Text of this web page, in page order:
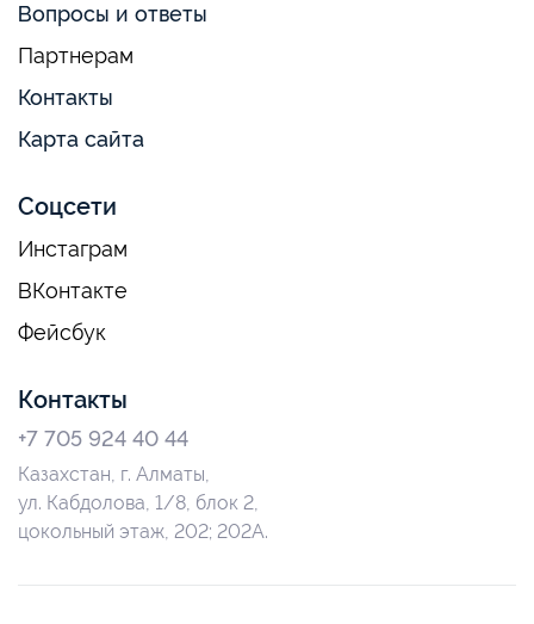
Вопросы и ответы
Партнерам
Контакты
Карта сайта
Соцсети
Инстаграм
ВКонтакте
Фейсбук
Контакты
+7 705 924 40 44
Казахстан, г. Алматы,
ул. Кабдолова, 1/8, блок 2,
цокольный этаж, 202; 202А.